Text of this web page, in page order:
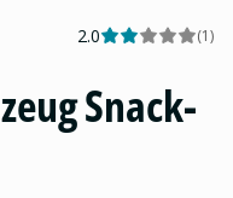
2.0 (1)
Snack-